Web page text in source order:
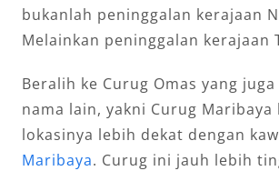
bukanlah peninggalan kerajaan
Melainkan peninggalan kerajaan
Beralih ke Curug Omas yang
nama lain, yakni Curug Maribaya
lokasinya lebih dekat dengan
Maribaya. Curug ini jauh lebih